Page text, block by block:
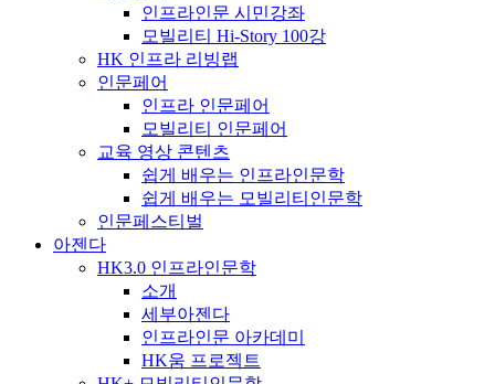
인프라인문 시민강좌
모빌리티 Hi-Story 100강
HK 인프라 리빙랩
인문페어
인프라 인문페어
모빌리티 인문페어
교육 영상 콘텐츠
쉽게 배우는 인프라인문학
쉽게 배우는 모빌리티인문학
인문페스티벌
아젠다
HK3.0 인프라인문학
소개
세부아젠다
인프라인문 아카데미
HK움 프로젝트